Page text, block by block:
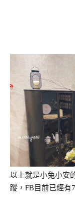
以上就是小兔小安
蹤，FB目前已經有